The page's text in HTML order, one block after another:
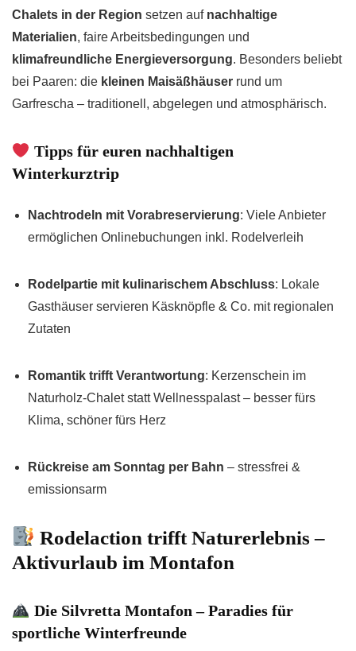
Chalets in der Region setzen auf nachhaltige
Materialien, faire Arbeitsbedingungen und
klimafreundliche Energieversorgung. Besonders beliebt
bei Paaren: die kleinen Maisäßhäuser rund um
Garfrescha – traditionell, abgelegen und atmosphärisch.
Tipps für euren nachhaltigen
Winterkurztrip
Nachtrodeln mit Vorabreservierung: Viele Anbieter
ermöglichen Onlinebuchungen inkl. Rodelverleih
Rodelpartie mit kulinarischem Abschluss: Lokale
Gasthäuser servieren Käsknöpfle & Co. mit regionalen
Zutaten
Romantik trifft Verantwortung: Kerzenschein im
Naturholz-Chalet statt Wellnesspalast – besser fürs
Klima, schöner fürs Herz
Rückreise am Sonntag per Bahn – stressfrei &
emissionsarm
Rodelaction trifft Naturerlebnis –
Aktivurlaub im Montafon
Die Silvretta Montafon – Paradies für
sportliche Winterfreunde